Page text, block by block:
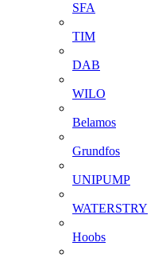
SFA
TIM
DAB
WILO
Belamos
Grundfos
UNIPUMP
WATERSTRY
Hoobs